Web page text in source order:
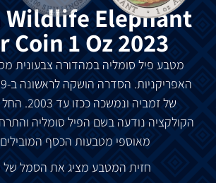
Elephant
Coin 1 Oz 2023
מטבע פיל סומליה במהדורה צבעונית
הקולקציה נודעה בשם הפיל סומליה
מאוספי מטבעות הכסף
חזית המטבע מציג את הסמל של